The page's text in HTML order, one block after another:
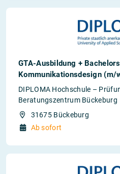
GTA-Ausbildung +
Kommunikationsdesign (m/
DIPLOMA Hochschule –
Beratungszentrum Bückeburg
31675 Bückeburg
Ab sofort